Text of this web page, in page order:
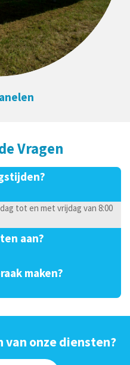
Vragen
tot en met vrijdag van 8:00
aan?
maken?
van onze diensten?